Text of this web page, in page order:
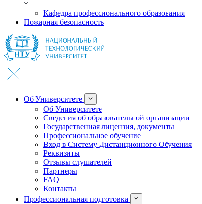
Кафедра профессионального образования
Пожарная безопасность
Об Университете
Об Университете
Сведения об образовательной организации
Государственная лицензия, документы
Профессиональное обучение
Вход в Систему Дистанционного Обучения
Реквизиты
Отзывы слушателей
Партнеры
FAQ
Контакты
Профессиональная подготовка